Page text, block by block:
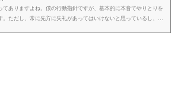
てありますよね。僕の行動指針ですが、基本的に本音でやりとりを
。ただし、常に先方に失礼があってはいけないと思っているし、解